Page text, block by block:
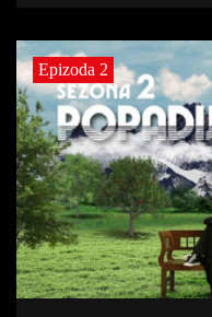
Epizoda 2